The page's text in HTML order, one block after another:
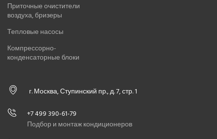
Приточные очистители
воздуха, бризеры
Тепловые насосы
Компрессорно-
конденсаторные блоки
г. Москва, Ступинский пр., д. 7, стр. 1
+7 499 390-61-79
Подбор и монтаж кондиционеров